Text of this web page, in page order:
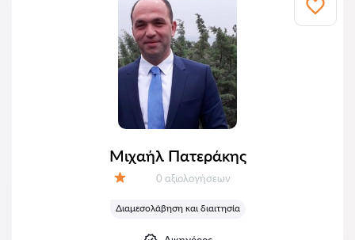
Μιχαήλ Πατεράκης
Αξιολογήσεις:
0 αξιολογήσεων
Διαμεσολάβηση και διαιτησία